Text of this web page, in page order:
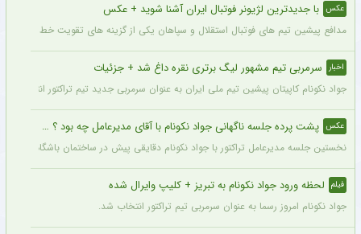
عکس با جدیدترین لژیونر فوتبال ایران آشنا شوید + عکس
مدافع پیشین تیم های فوتبال استقلال و سپاهان یکی از گزینه های تقویت خط دفاعی
اخبار سرمربی تیم مشهور لیگ برتری نقره داغ شد + جزئیات
جواد نکونام کاپیتان پیشین تیم ملی ایران به عنوان سرمربی جدید تیم تراکتور انتخاب شد.
عکس پشت پرده جلسه ناگهانی جواد نکونام با آقای مدیرعامل چه بود ؟ + عکس
نخستین جلسه مدیرعامل تراکتور با جواد نکونام دقایقی پیش در ساختمان باشگاه برگزار
فیلم لحظه ورود جواد نکونام به تبریز + کلیپ وایرال شده
جواد نکونام امروز رسما به عنوان سرمربی تیم تراکتور انتخاب شد.